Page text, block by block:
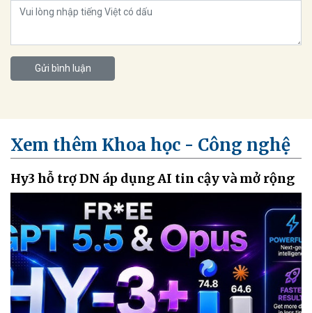
Gửi bình luận
Xem thêm Khoa học - Công nghệ
Hy3 hỗ trợ DN áp dụng AI tin cậy và mở rộng